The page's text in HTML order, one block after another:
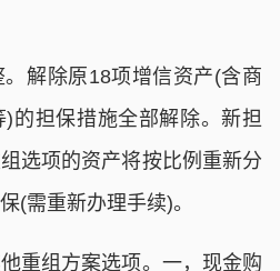
解除原18项增信资产(含商
的担保措施全部解除。新担
选项的资产将按比例重新分
(需重新办理手续)。
组方案选项。一，现金购